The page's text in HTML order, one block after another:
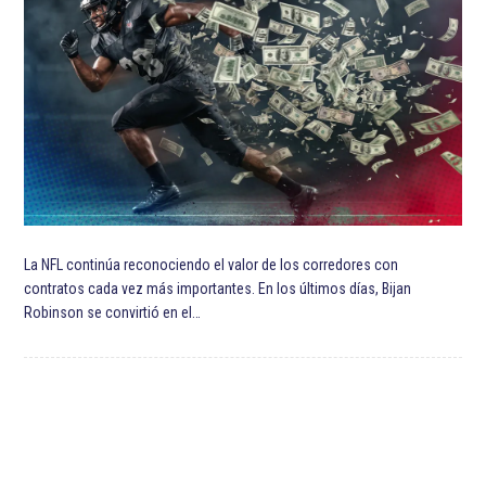
La NFL continúa reconociendo el valor de los corredores con
contratos cada vez más importantes. En los últimos días, Bijan
Robinson se convirtió en el…